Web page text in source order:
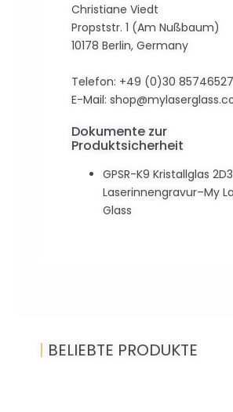
Christiane Viedt
Propststr. 1 (Am Nußbaum)
10178 Berlin, Germany
Telefon: +49 (0)30 85746527
E-Mail:
Dokumente zur
Produktsicherheit
GPSR-K9 Kristallglas
Laserinnengravur–My
Glass
| BELIEBTE PRODUKTE